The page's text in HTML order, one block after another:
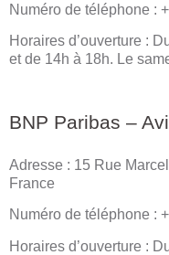
Numéro de téléphone :
Horaires d’ouverture :
et de 14h à 18h. Le
BNP Paribas –
Adresse : 15 Rue
France
Numéro de téléphone :
Horaires d’ouverture :